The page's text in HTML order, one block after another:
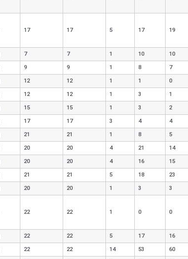
17 17 5 17 19
7 7 1 10 10
9 9 1 8 7
12 12 1 1 0
12 12 1 3 1
15 15 1 3 2
17 17 3 4 4
21 21 1 8 5
20 20 4 21 14
20 20 4 16 15
21 21 5 18 23
20 20 1 3 3
22 22 1 0 0
22 22 5 17 16
22 22 14 53 60